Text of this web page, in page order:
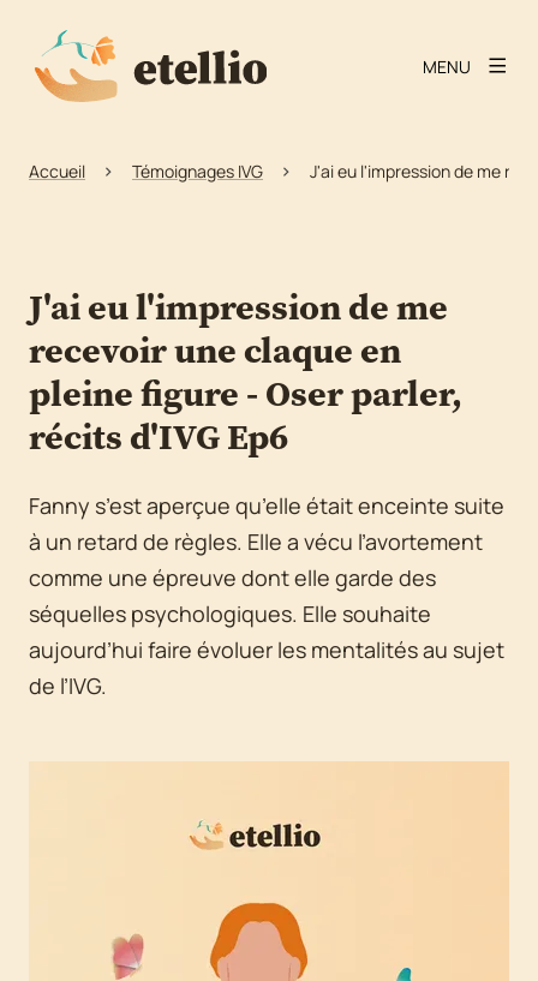
MENU
Accueil Témoignages IVG J'ai eu l'impression de me
J'ai eu l'impression de me
recevoir une claque en
pleine figure - Oser parler,
récits d'IVG Ep6
Fanny s’est aperçue qu’elle était enceinte suite
à un retard de règles. Elle a vécu l’avortement
comme une épreuve dont elle garde des
séquelles psychologiques. Elle souhaite
aujourd’hui faire évoluer les mentalités au sujet
de l’IVG.